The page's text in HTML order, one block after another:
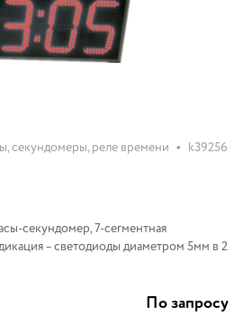
секундомеры, реле времени • k39256
секундомер, 7-сегментная
– светодиоды диаметром 5мм в 2
По запросу